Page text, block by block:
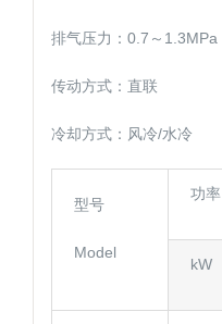
排气压力：0.7～1.3MPa
传动方式：直联
冷却方式：风冷/水冷
型号
Model
功率
kW